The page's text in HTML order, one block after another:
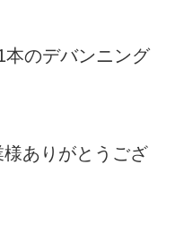
のデバンニング
ありがとうござ